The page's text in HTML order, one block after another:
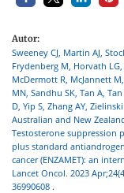
Autor:
Sweeney CJ, Martin AJ,
Frydenberg M, Horvath LG,
McDermott R, McJannett
MN, Sandhu SK, Tan A,
D, Yip S, Zhang AY,
Australian and New
Testosterone suppression
plus standard
cancer (ENZAMET): an
Lancet Oncol. 2023
36990608 .